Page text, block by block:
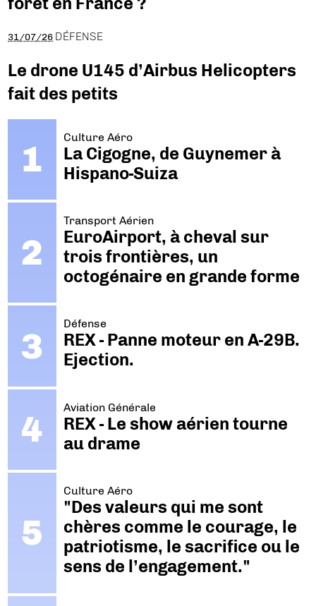
31/07/26 DÉFENSE
Le drone U145 d’Airbus Helicopters
fait des petits
Culture Aéro
La Cigogne, de Guynemer à
Hispano-Suiza
Transport Aérien
EuroAirport, à cheval sur
trois frontières, un
octogénaire en grande forme
Défense
REX - Panne moteur en A-29B.
Ejection.
Aviation Générale
REX - Le show aérien tourne
au drame
Culture Aéro
"Des valeurs qui me sont
chères comme le courage, le
patriotisme, le sacrifice ou le
sens de l’engagement."